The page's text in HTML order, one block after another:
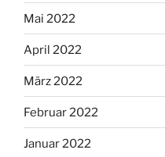
Mai 2022
April 2022
März 2022
Februar 2022
Januar 2022